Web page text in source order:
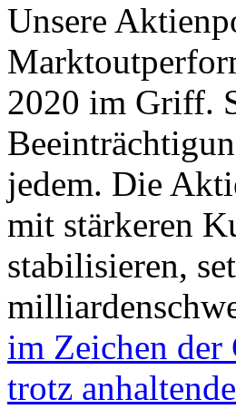
Unsere
2020 im Griff.
jedem. Die
mit stärkeren
stabilisieren,
im Zeichen der
trotz